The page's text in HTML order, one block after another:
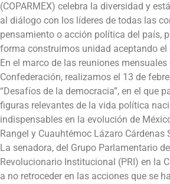
(COPARMEX) celebra la diversidad y
al diálogo con los líderes de todas las
pensamiento o acción política del país,
forma construimos unidad aceptando el
En el marco de las reuniones mensuales
Confederación, realizamos el 13 de
“Desafíos de la democracia”, en el que
figuras relevantes de la vida política
indispensables en la evolución de
Rangel y Cuauhtémoc Lázaro Cárdenas
La senadora, del Grupo Parlamentario
Revolucionario Institucional (PRI) en la
a no retroceder en las acciones que se